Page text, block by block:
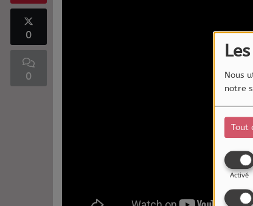
Nous
notre
Tout
Activé
0
0